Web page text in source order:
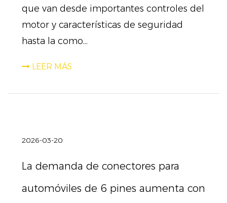
que van desde importantes controles del
motor y características de seguridad
hasta la como...
LEER MÁS
2026-03-20
La demanda de conectores para
automóviles de 6 pines aumenta con